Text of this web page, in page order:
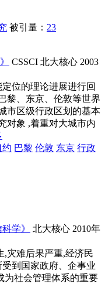
被引量： 23
CSSCI 北大核心 2003
位的理论进展进行回
黎、东京、伦敦等世界
市区级行政区划的基本
对象 ,着重对大城市内
约 巴黎 伦敦 东京 行政
科学》 北大核心 2010年
,灾难后果严重,经济民
到国家政府、企事业
为社会管理体系的重要